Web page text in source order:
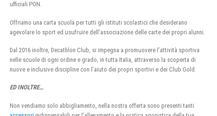
ufficiali PON.
Offriamo una carta scuola per tutti gli istituti scolastici che desiderano
agevolare lo sport ed usufruire dell’associazione delle carte dei propri alunni.
Dal 2016 inoltre, Decathlon Club, si impegna a promuovere l’attività sportiva
nelle scuole di ogni ordine e grado, in tutta Italia, attraverso la scoperta di
nuove e inclusive discipline con l’aiuto dei propri sportivi e dei Club Gold.
ED INOLTRE…
Non vendiamo solo abbigliamento, nella nostra offerta sono presenti tanti